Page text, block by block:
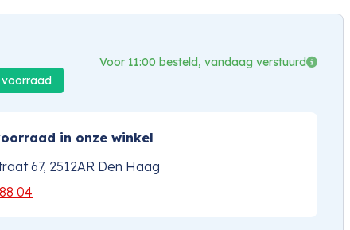
Voor 11:00 besteld, vandaag verstuurd
in onze winkel
67, 2512AR Den Haag
04